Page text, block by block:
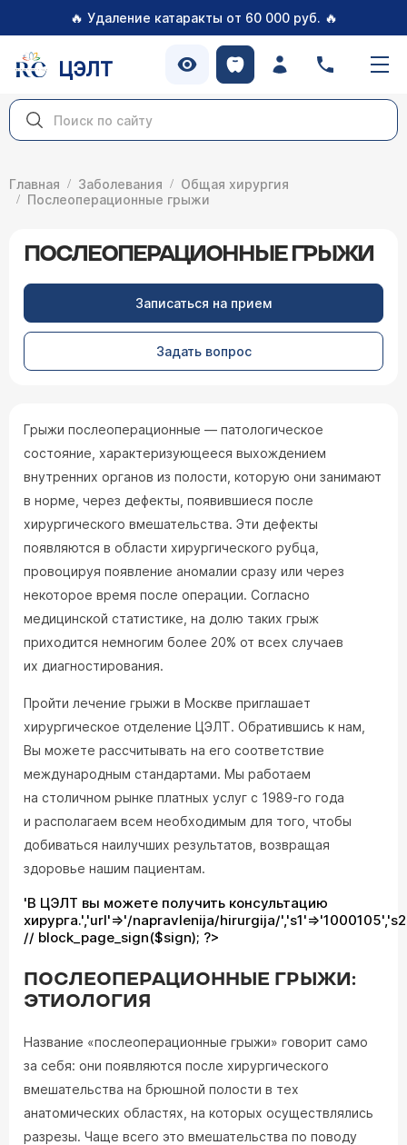
🔥 Удаление катаракты от 60 000 руб. 🔥
ЦЭЛТ
Главная Заболевания
Общая хирургия
Послеоперационные грыжи
ПОСЛЕОПЕРАЦИОННЫЕ ГРЫЖИ
Записаться на прием
Задать вопрос
Грыжи послеоперационные — патологическое
состояние, характеризующееся выхождением
внутренних органов из полости, которую они занимают
в норме, через дефекты, появившиеся после
хирургического вмешательства. Эти дефекты
появляются в области хирургического рубца,
провоцируя появление аномалии сразу или через
некоторое время после операции. Согласно
медицинской статистике, на долю таких грыж
приходится немногим более 20% от всех случаев
их диагностирования.
Пройти лечение грыжи в Москве приглашает
хирургическое отделение ЦЭЛТ. Обратившись к нам,
Вы можете рассчитывать на его соответствие
международным стандартами. Мы работаем
на столичном рынке платных услуг с 1989-го года
и располагаем всем необходимым для того, чтобы
добиваться наилучших результатов, возвращая
здоровье нашим пациентам.
'В ЦЭЛТ вы можете получить консультацию
хирурга.','url'=>'/napravlenija/hirurgija/
// block_page_sign($sign); ?>
ПОСЛЕОПЕРАЦИОННЫЕ ГРЫЖИ:
ЭТИОЛОГИЯ
Название «послеоперационные грыжи» говорит само
за себя: они появляются после хирургического
вмешательства на брюшной полости в тех
анатомических областях, на которых осуществлялись
разрезы. Чаще всего это вмешательства по поводу